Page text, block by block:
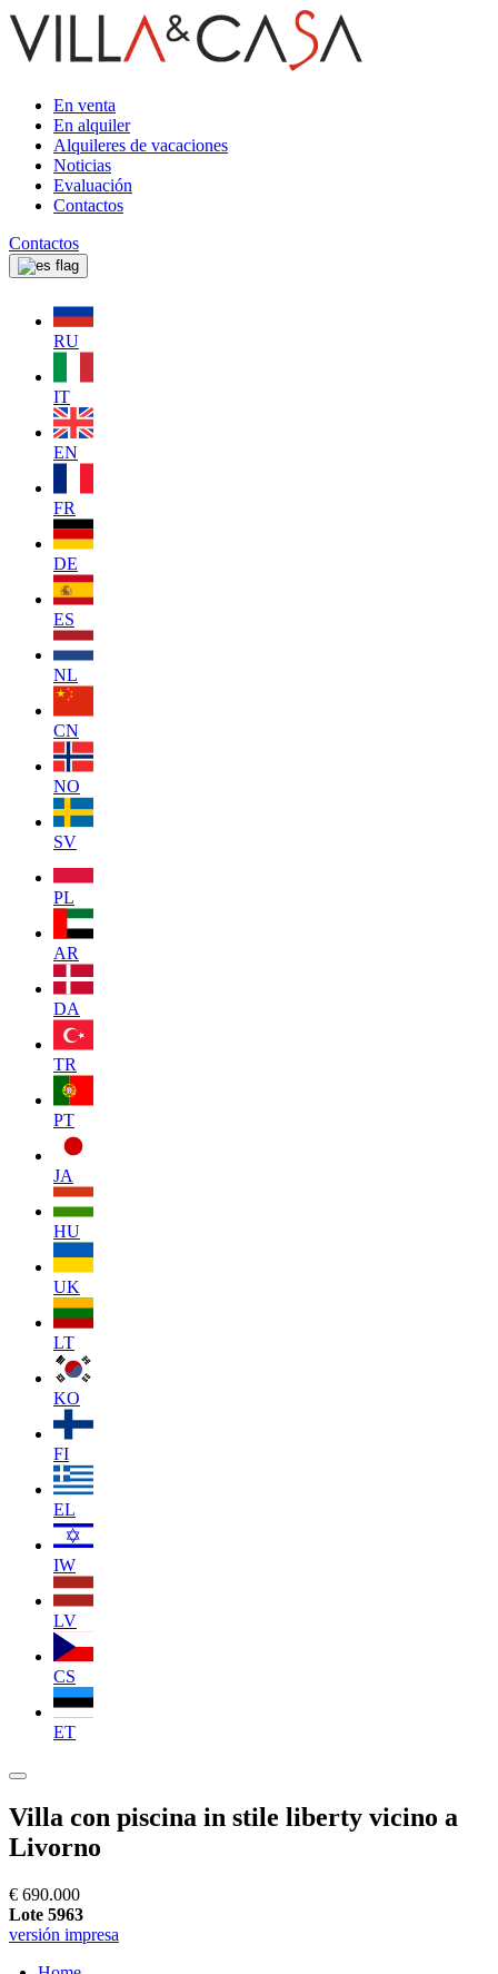
En venta
En alquiler
Alquileres de vacaciones
Noticias
Evaluación
Contactos
Contactos
RU
IT
EN
FR
DE
ES
NL
CN
NO
SV
PL
AR
DA
TR
PT
JA
HU
UK
LT
KO
FI
EL
IW
LV
CS
ET
Villa con piscina in stile liberty vicino a
Livorno
€ 690.000
Lote 5963
versión impresa